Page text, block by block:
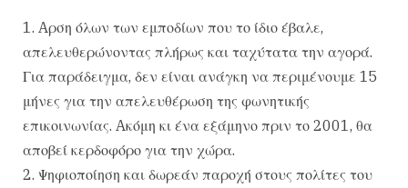
1. Aρση όλων των εμποδίων που το ίδιο έβαλε,
απελευθερώνοντας πλήρως και ταχύτατα την αγορά.
Για παράδειγμα, δεν είναι ανάγκη να περιμένουμε 15
μήνες για την απελευθέρωση της φωνητικής
επικοινωνίας. Aκόμη κι ένα εξάμηνο πριν το 2001, θα
αποβεί κερδοφόρο για την χώρα.
2. Ψηφιοποίηση και δωρεάν παροχή στους πολίτες του